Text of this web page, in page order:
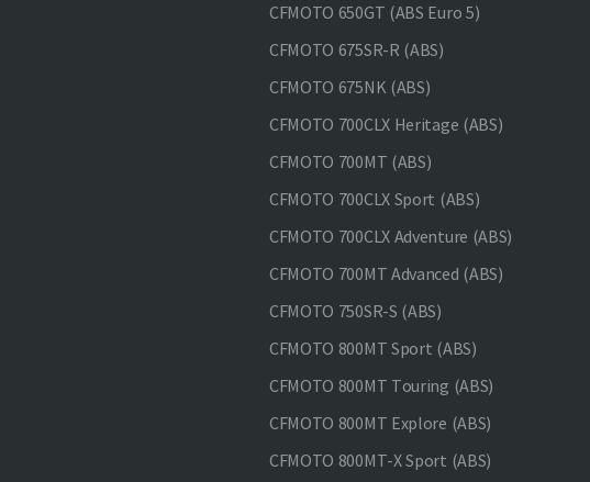
CFMOTO 650GT (ABS Euro 5)
CFMOTO 675SR-R (ABS)
CFMOTO 675NK (ABS)
CFMOTO 700CLX Heritage (ABS)
CFMOTO 700MT (ABS)
CFMOTO 700CLX Sport (ABS)
CFMOTO 700CLX Adventure (ABS)
CFMOTO 700MT Advanced (ABS)
CFMOTO 750SR-S (ABS)
CFMOTO 800MT Sport (ABS)
CFMOTO 800MT Touring (ABS)
CFMOTO 800MT Explore (ABS)
CFMOTO 800MT-X Sport (ABS)